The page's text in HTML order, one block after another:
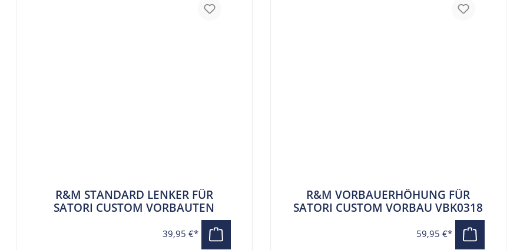
R&M STANDARD LENKER FÜR
SATORI CUSTOM VORBAUTEN
39,95 €*
R&M VORBAUERHÖHUNG FÜR
SATORI CUSTOM VORBAU VBK0318
59,95 €*